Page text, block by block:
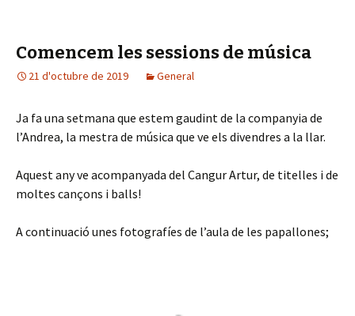
k
te
ix
Comencem les sessions de música
21 d'octubre de 2019 General
Ja fa una setmana que estem gaudint de la companyia de
l’Andrea, la mestra de música que ve els divendres a la llar.
Aquest any ve acompanyada del Cangur Artur, de titelles i de
moltes cançons i balls!
A continuació unes fotografíes de l’aula de les papallones;